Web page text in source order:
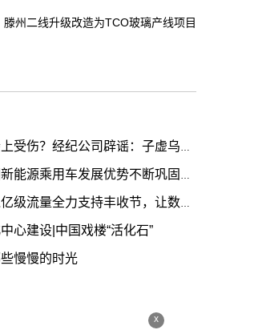
滕州二线升级改造为TCO玻璃产线项目
？经纪公司辟谣：子虚乌有、他身体没问题
源乘用车发展优势不断巩固和扩大
全力支持丰收节，让数字技术深入田间地头
心建设|中国戏楼“活化石”
慢慢的时光
x